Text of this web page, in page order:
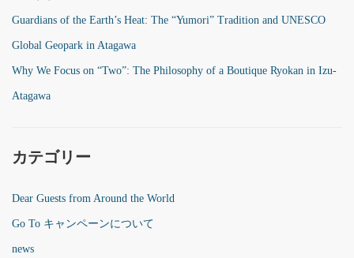
Guardians of the Earth’s Heat: The “Yumori” Tradition and UNESCO
Global Geopark in Atagawa
Why We Focus on “Two”: The Philosophy of a Boutique Ryokan in Izu-
Atagawa
カテゴリー
Dear Guests from Around the World
Go To キャンペーンについて
news